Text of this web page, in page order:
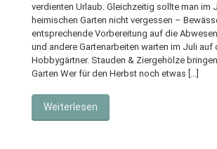
verdienten Urlaub. Gleichzeitig sollte man im
heimischen Garten nicht vergessen –
entsprechende Vorbereitung auf die
und andere Gartenarbeiten warten im Juli auf
Hobbygärtner. Stauden & Ziergehölze
Garten Wer für den Herbst noch etwas […]
Weiterlesen